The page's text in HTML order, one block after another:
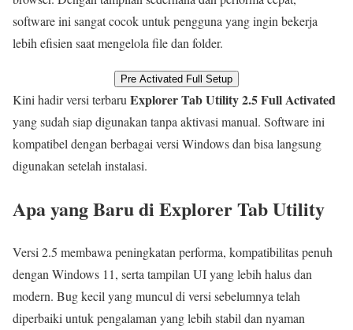
software ini sangat cocok untuk pengguna yang ingin bekerja
lebih efisien saat mengelola file dan folder.
Pre Activated Full Setup
Kini hadir versi terbaru Explorer Tab Utility 2.5 Full Activated
yang sudah siap digunakan tanpa aktivasi manual. Software ini
kompatibel dengan berbagai versi Windows dan bisa langsung
digunakan setelah instalasi.
Apa yang Baru di Explorer Tab Utility
Versi 2.5 membawa peningkatan performa, kompatibilitas penuh
dengan Windows 11, serta tampilan UI yang lebih halus dan
modern. Bug kecil yang muncul di versi sebelumnya telah
diperbaiki untuk pengalaman yang lebih stabil dan nyaman